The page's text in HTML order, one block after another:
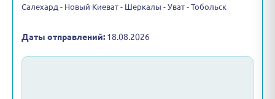
Салехард - Новый Киеват - Шеркалы - Уват - Тобольск
Даты отправлений: 18.08.2026